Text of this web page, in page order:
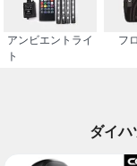
アンビエントライ
ト
フ
ダイハ